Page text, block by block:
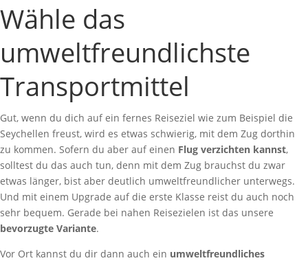
Wähle das
umweltfreundlichste
Transportmittel
Gut, wenn du dich auf ein fernes Reiseziel wie zum Beispiel die
Seychellen freust, wird es etwas schwierig, mit dem Zug dorthin
zu kommen. Sofern du aber auf einen Flug verzichten kannst,
solltest du das auch tun, denn mit dem Zug brauchst du zwar
etwas länger, bist aber deutlich umweltfreundlicher unterwegs.
Und mit einem Upgrade auf die erste Klasse reist du auch noch
sehr bequem. Gerade bei nahen Reisezielen ist das unsere
bevorzugte Variante.
Vor Ort kannst du dir dann auch ein umweltfreundliches